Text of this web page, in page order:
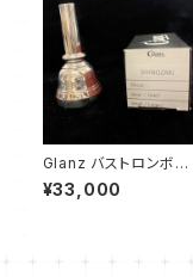
Glanz バストロンボー
ン用 SHINOZAKI シ
グネチャーマウスピース
¥33,000